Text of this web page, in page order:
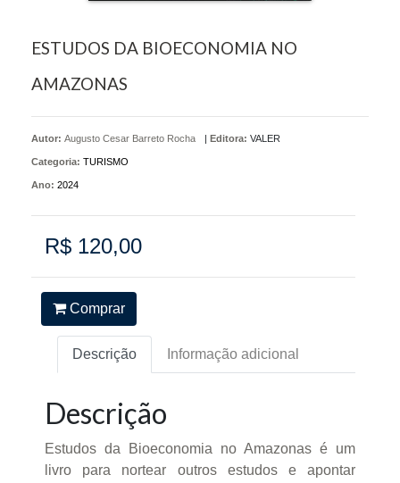
ESTUDOS DA BIOECONOMIA NO
AMAZONAS
Autor: Augusto Cesar Barreto Rocha | Editora: VALER
Categoria: TURISMO
Ano: 2024
R$ 120,00
Comprar
Descrição Informação adicional
Descrição
Estudos da Bioeconomia no Amazonas é um
livro para nortear outros estudos e apontar